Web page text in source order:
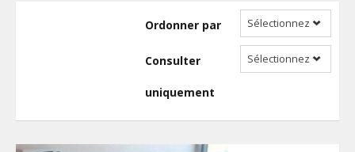
Ordonner par Sélectionnez
Consulter
uniquement
Sélectionnez